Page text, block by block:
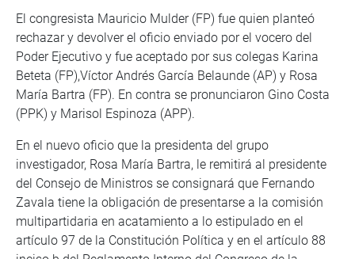
El congresista Mauricio Mulder (FP) fue quien planteó
rechazar y devolver el oficio enviado por el vocero del
Poder Ejecutivo y fue aceptado por sus colegas Karina
Beteta (FP),Víctor Andrés García Belaunde (AP) y Rosa
María Bartra (FP). En contra se pronunciaron Gino Costa
(PPK) y Marisol Espinoza (APP).
En el nuevo oficio que la presidenta del grupo
investigador, Rosa María Bartra, le remitirá al presidente
del Consejo de Ministros se consignará que Fernando
Zavala tiene la obligación de presentarse a la comisión
multipartidaria en acatamiento a lo estipulado en el
artículo 97 de la Constitución Política y en el artículo 88